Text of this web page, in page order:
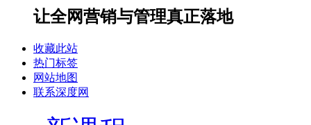
让全网营销与管理真正落地
收藏此站
热门标签
网站地图
联系深度网